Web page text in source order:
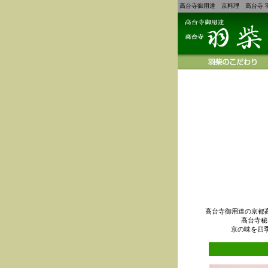
高台寺御用達 京料理 高台寺
高台寺御用達の京都
高台寺
京の味を四